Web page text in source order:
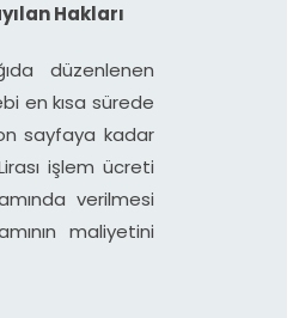
Hakları
düzenlenen
en kısa sürede
sayfaya kadar
işlem ücreti
verilmesi
maliyetini